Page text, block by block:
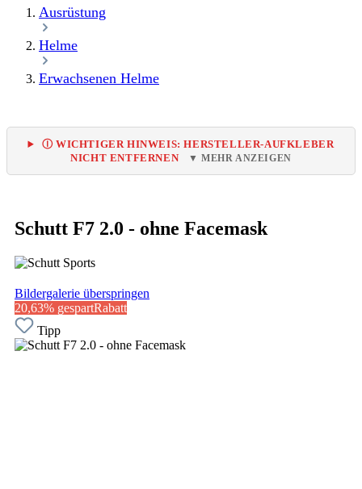
Ausrüstung
Helme
Erwachsenen Helme
Ⓘ WICHTIGER HINWEIS: HERSTELLER-AUFKLEBER
NICHT ENTFERNEN
▼ MEHR ANZEIGEN
Schutt F7 2.0 - ohne Facemask
Bildergalerie überspringen
20,63% gespartRabatt
Tipp